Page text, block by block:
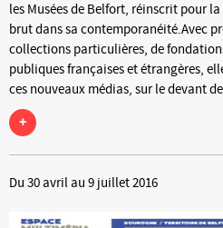
les Musées de Belfort, réinscrit pour
brut dans sa contemporanéité.Avec
collections particulières, de
publiques françaises et étrangères,
ces nouveaux médias, sur le devant
+
Du 30 avril au 9 juillet 2016